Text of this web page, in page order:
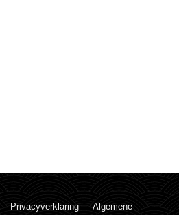
Privacyverklaring
Algemene